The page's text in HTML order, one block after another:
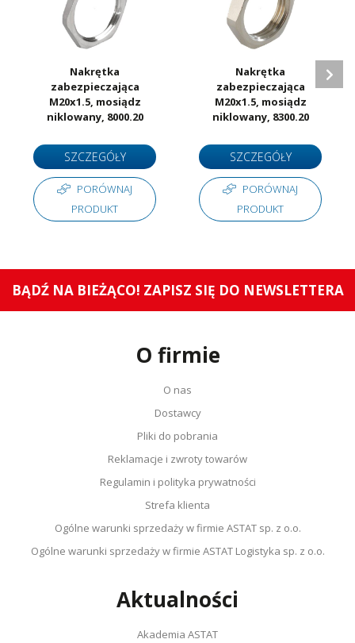
Nakrętka
zabezpieczająca
M20x1.5, mosiądz
niklowany, 8000.20
SZCZEGÓŁY
PORÓWNAJ
PRODUKT
Nakrętka
zabezpieczająca
M20x1.5, mosiądz
niklowany, 8300.20
SZCZEGÓŁY
PORÓWNAJ
PRODUKT
BĄDŹ NA BIEŻĄCO! ZAPISZ SIĘ DO NEWSLETTERA
O firmie
O nas
Dostawcy
Pliki do pobrania
Reklamacje i zwroty towarów
Regulamin i polityka prywatności
Strefa klienta
Ogólne warunki sprzedaży w firmie ASTAT sp. z o.o.
Ogólne warunki sprzedaży w firmie ASTAT Logistyka sp. z o.o.
Aktualności
Akademia ASTAT